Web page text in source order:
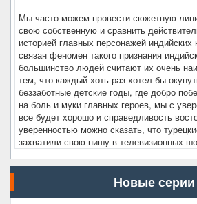
Мы часто можем провести сюжетную
свою собственную и сравнить
историей главных персонажей
связан феномен такого признания
большинство людей считают их очень
тем, что каждый хоть раз хотел бы
беззаботные детские годы, где добро
на боль и муки главных героев, мы с
все будет хорошо и справедливость
уверенностью можно сказать, что
захватили свою нишу в телевизионных
Новые серии